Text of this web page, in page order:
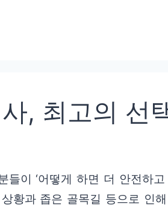
, 최고의 선
들이 ‘어떻게 하면 더 안전하
황과 좁은 골목길 등으로 인